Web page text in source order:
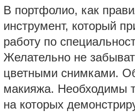
В портфолио, как
инструмент, который
работу по
Желательно не
цветными снимками.
макияжа. Необходимы
на которых